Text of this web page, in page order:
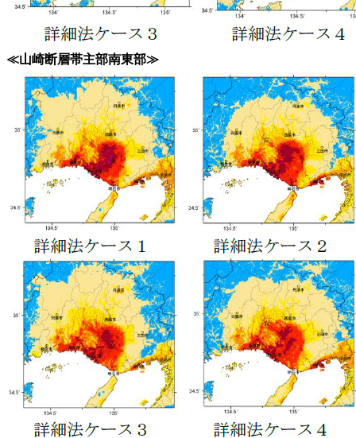
≪山崎断層帯主部南東部≫